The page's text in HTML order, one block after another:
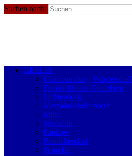
Suchen nach:
BERLIN
Charlottenburg-Wilmersdorf
Friedrichshain-Kreuzberg
Lichtenberg
Marzahn-Hellersdorf
Mitte
Neukölln
Pankow
Reinickendorf
Spandau